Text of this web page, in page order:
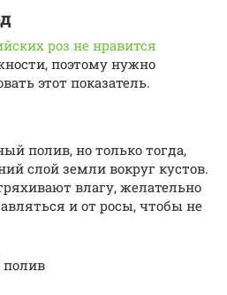
роз не нравится
поэтому нужно
этот показатель.
полив, но только тогда,
слой земли вокруг кустов.
влагу, желательно
и от росы, чтобы не